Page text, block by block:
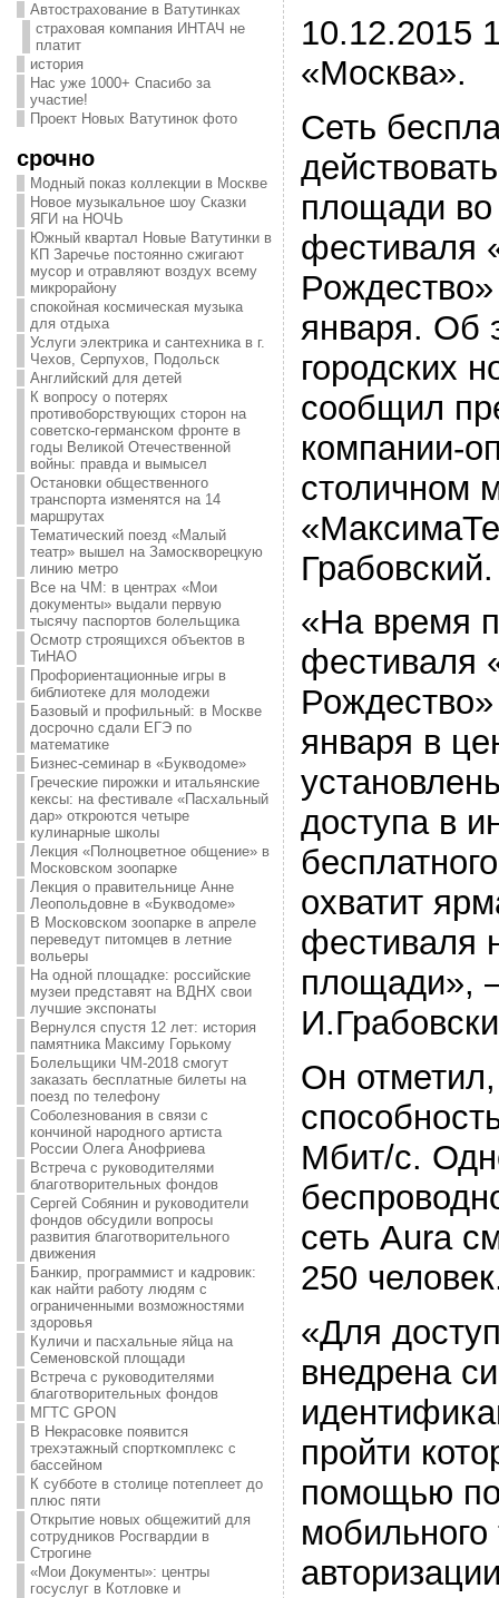
Автострахование в Ватутинках
страховая компания ИНТАЧ не
платит
история
Нас уже 1000+ Спасибо за
участие!
Проект Новых Ватутинок фото
срочно
Модный показ коллекции в Москве
Новое музыкальное шоу Сказки
ЯГИ на НОЧЬ
Южный квартал Новые Ватутинки в
КП Заречье постоянно сжигают
мусор и отравляют воздух всему
микрорайону
спокойная космическая музыка
для отдыха
Услуги электрика и сантехника в г.
Чехов, Серпухов, Подольск
Английский для детей
К вопросу о потерях
противоборствующих сторон на
советско-германском фронте в
годы Великой Отечественной
войны: правда и вымысел
Остановки общественного
транспорта изменятся на 14
маршрутах
Тематический поезд «Малый
театр» вышел на Замоскворецкую
линию метро
Все на ЧМ: в центрах «Мои
документы» выдали первую
тысячу паспортов болельщика
Осмотр строящихся объектов в
ТиНАО
Профориентационные игры в
библиотеке для молодежи
Базовый и профильный: в Москве
досрочно сдали ЕГЭ по
математике
Бизнес-семинар в «Букводоме»
Греческие пирожки и итальянские
кексы: на фестивале «Пасхальный
дар» откроются четыре
кулинарные школы
Лекция «Полноцветное общение» в
Московском зоопарке
Лекция о правительнице Анне
Леопольдовне в «Букводоме»
В Московском зоопарке в апреле
переведут питомцев в летние
вольеры
На одной площадке: российские
музеи представят на ВДНХ свои
лучшие экспонаты
Вернулся спустя 12 лет: история
памятника Максиму Горькому
Болельщики ЧМ-2018 смогут
заказать бесплатные билеты на
поезд по телефону
Соболезнования в связи с
кончиной народного артиста
России Олега Анофриева
Встреча с руководителями
благотворительных фондов
Сергей Собянин и руководители
фондов обсудили вопросы
развития благотворительного
движения
Банкир, программист и кадровик:
как найти работу людям с
ограниченными возможностями
здоровья
Куличи и пасхальные яйца на
Семеновской площади
Встреча с руководителями
благотворительных фондов
МГТС GPON
В Некрасовке появится
трехэтажный спорткомплекс с
бассейном
К субботе в столице потеплеет до
плюс пяти
Открытие новых общежитий для
сотрудников Росгвардии в
Строгине
«Мои Документы»: центры
госуслуг в Котловке и
10.12.2015
«Москва».
Сеть
площади во
фестиваля
января. Об
городских
сообщил
компании-
столичном
Грабовский.
«На время
фестиваля
января в
доступа в
охватит
фестиваля
площади»,
Он
Мбит/с.
сеть Aura
250
«Для
внедрена
пройти
помощью